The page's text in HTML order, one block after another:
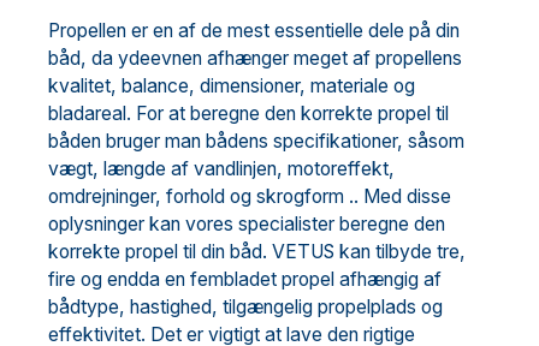
Propellen er en af ​​de mest essentielle dele på din
båd, da ydeevnen afhænger meget af propellens
kvalitet, balance, dimensioner, materiale og
bladareal. For at beregne den korrekte propel til
båden bruger man bådens specifikationer, såsom
vægt, længde af vandlinjen, motoreffekt,
omdrejninger, forhold og skrogform .. Med disse
oplysninger kan vores specialister beregne den
korrekte propel til din båd. VETUS kan tilbyde tre,
fire og endda en fembladet propel afhængig af
bådtype, hastighed, tilgængelig propelplads og
effektivitet. Det er vigtigt at lave den rigtige